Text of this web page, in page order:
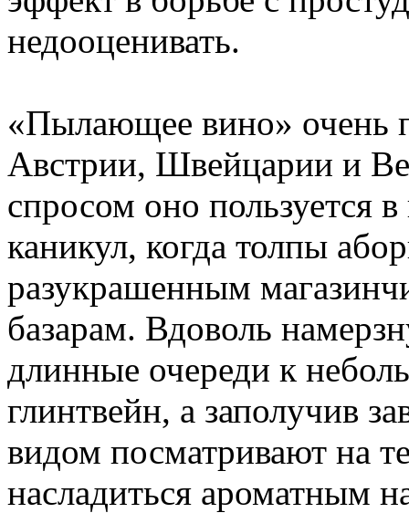
недооценивать.
«Пылающее вино» очень
Австрии, Швейцарии и
спросом оно пользуется
каникул, когда толпы
разукрашенным
базарам. Вдоволь
длинные очереди к
глинтвейн, а заполучив
видом посматривают на
насладиться ароматным